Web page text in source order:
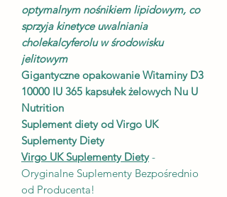
optymalnym nośnikiem lipidowym, co
sprzyja kinetyce uwalniania
cholekalcyferolu w środowisku
jelitowym
Gigantyczne opakowanie Witaminy D3
10000 IU 365 kapsułek żelowych Nu U
Nutrition
Suplement diety od Virgo UK
Suplementy Diety
Virgo UK Suplementy Diety-
Oryginalne Suplementy Bezpośrednio
od Producenta!